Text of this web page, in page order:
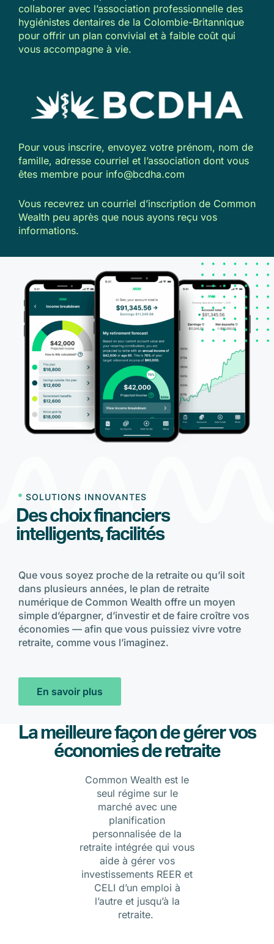
collaborer avec l’association professionnelle des
hygiénistes dentaires de la Colombie-Britannique
pour offrir un plan convivial et à faible coût qui
vous accompagne à vie.
Pour vous inscrire, envoyez votre prénom, nom de
famille, adresse courriel et l’association dont vous
êtes membre pour info@bcdha.com
Vous recevrez un courriel d’inscription de Common
Wealth peu après que nous ayons reçu vos
informations.
SOLUTIONS INNOVANTES
Des choix financiers
intelligents, facilités
Que vous soyez proche de la retraite ou qu’il soit
dans plusieurs années, le plan de retraite
numérique de Common Wealth offre un moyen
simple d’épargner, d’investir et de faire croître vos
économies — afin que vous puissiez vivre votre
retraite, comme vous l’imaginez.
En savoir plus
La meilleure façon de gérer vos
économies de retraite
Common Wealth est le
seul régime sur le
marché avec une
planification
personnalisée de la
retraite intégrée qui vous
aide à gérer vos
investissements REER et
CELI d’un emploi à
l’autre et jusqu’à la
retraite.